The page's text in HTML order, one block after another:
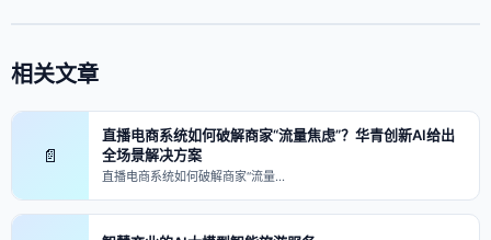
相关文章
📄
直播电商系统如何破解商家“流量焦虑”？华青创新AI给出
全场景解决方案
直播电商系统如何破解商家“流量…